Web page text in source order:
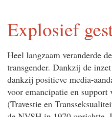
Explosief
Heel langzaam veranderde
transgender. Dankzij de
dankzij positieve media-
voor emancipatie en
(Travestie en